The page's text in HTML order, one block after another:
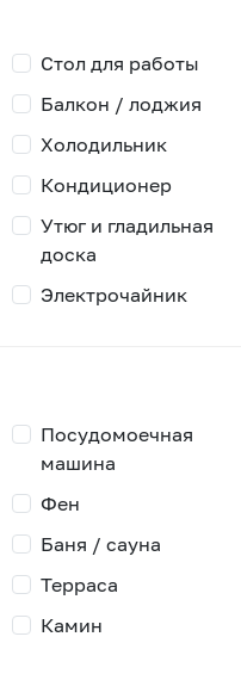
Стол для работы
Балкон / лоджия
Холодильник
Кондиционер
Утюг и гладильная
доска
Электрочайник
Посудомоечная
машина
Фен
Баня / сауна
Терраса
Камин